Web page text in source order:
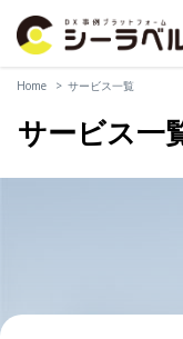
Home サービス一覧
サービス一